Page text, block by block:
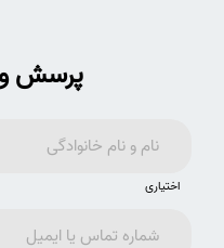
پرسش و
اختیاری